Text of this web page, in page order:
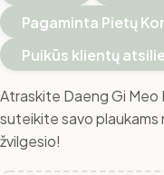
Pagaminta Pietų
Puikūs klientų
Atraskite Daeng Gi Meo
suteikite savo plaukams
žvilgesio!